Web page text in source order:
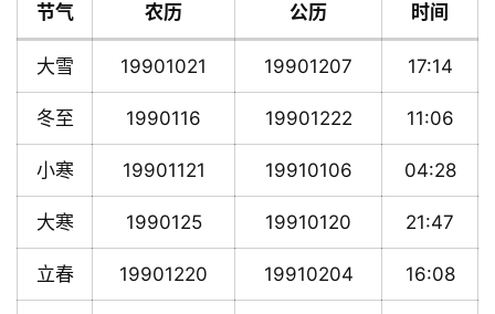
节气 农历 公历 时间
大雪 19901021 19901207 17:14
冬至 1990116 19901222 11:06
小寒 19901121 19910106 04:28
大寒 1990125 19910120 21:47
立春 19901220 19910204 16:08